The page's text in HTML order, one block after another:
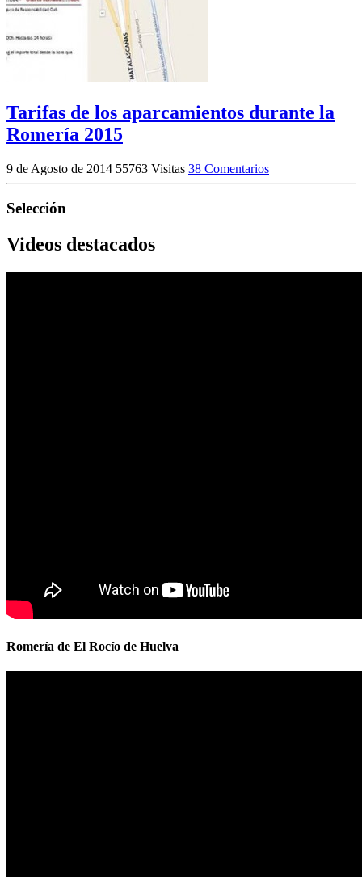
Tarifas de los aparcamientos durante la
Romería 2015
9 de Agosto de 2014 55763 Visitas 38 Comentarios
Selección
Videos destacados
Romería de El Rocío de Huelva